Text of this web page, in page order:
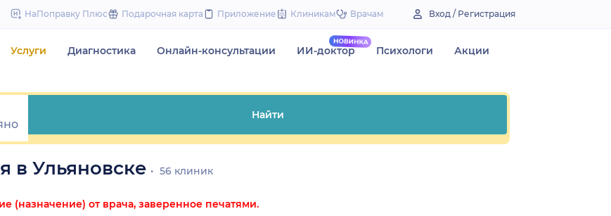
to
НаПоправку Плюс Подарочная карта Приложение Клиникам Врачам Вход / Регистрация
Услуги Диагностика Онлайн-консультации ИИ-доктор Психологи Акции
Найти
в Ульяновске 56 клиник
(назначение) от врача, заверенное печатями.